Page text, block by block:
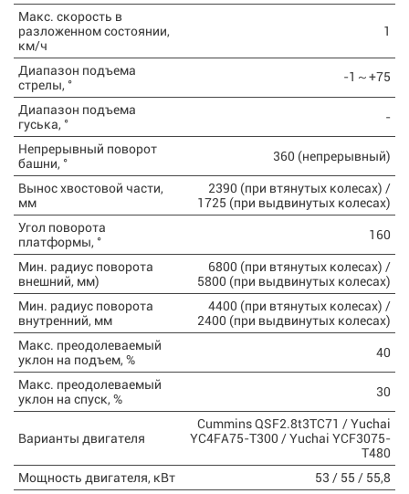
Макс. скорость в
разложенном состоянии,
км/ч
1
Диапазон подъема
стрелы, °
-1～+75
Диапазон подъема
гуська, °
-
Непрерывный поворот
башни, °
360 (непрерывный)
Вынос хвостовой части,
мм
2390 (при втянутых колесах) /
1725 (при выдвинутых колесах)
Угол поворота
платформы, °
160
Мин. радиус поворота
внешний, мм)
6800 (при втянутых колесах) /
5800 (при выдвинутых колесах)
Мин. радиус поворота
внутренний, мм
4400 (при втянутых колесах) /
2400 (при выдвинутых колесах)
Макс. преодолеваемый
уклон на подъем, %
40
Макс. преодолеваемый
уклон на спуск, %
30
Варианты двигателя
Cummins QSF2.8t3TC71 / Yuchai
YC4FA75-T300 / Yuchai YCF3075-
T480
Мощность двигателя, кВт
53 / 55 / 55,8